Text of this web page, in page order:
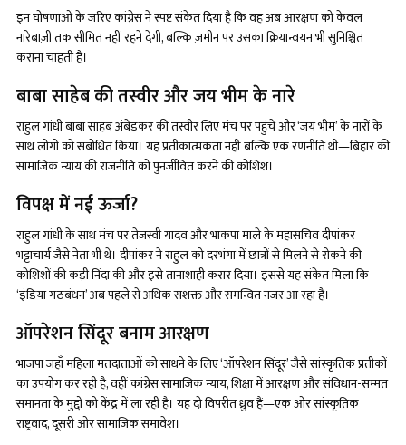
इन घोषणाओं के जरिए कांग्रेस ने स्पष्ट संकेत दिया है कि वह अब आरक्षण को केवल
नारेबाज़ी तक सीमित नहीं रहने देगी, बल्कि ज़मीन पर उसका क्रियान्वयन भी सुनिश्चित
कराना चाहती है।
बाबा साहेब की तस्वीर और जय भीम के नारे
राहुल गांधी बाबा साहब अंबेडकर की तस्वीर लिए मंच पर पहुंचे और ‘जय भीम’ के नारों के
साथ लोगों को संबोधित किया। यह प्रतीकात्मकता नहीं बल्कि एक रणनीति थी—बिहार की
सामाजिक न्याय की राजनीति को पुनर्जीवित करने की कोशिश।
विपक्ष में नई ऊर्जा?
राहुल गांधी के साथ मंच पर तेजस्वी यादव और भाकपा माले के महासचिव दीपांकर
भट्टाचार्य जैसे नेता भी थे। दीपांकर ने राहुल को दरभंगा में छात्रों से मिलने से रोकने की
कोशिशों की कड़ी निंदा की और इसे तानाशाही करार दिया। इससे यह संकेत मिला कि
‘इंडिया गठबंधन’ अब पहले से अधिक सशक्त और समन्वित नजर आ रहा है।
ऑपरेशन सिंदूर बनाम आरक्षण
भाजपा जहाँ महिला मतदाताओं को साधने के लिए ‘ऑपरेशन सिंदूर’ जैसे सांस्कृतिक प्रतीकों
का उपयोग कर रही है, वहीं कांग्रेस सामाजिक न्याय, शिक्षा में आरक्षण और संविधान-सम्मत
समानता के मुद्दों को केंद्र में ला रही है। यह दो विपरीत ध्रुव हैं—एक ओर सांस्कृतिक
राष्ट्रवाद, दूसरी ओर सामाजिक समावेश।